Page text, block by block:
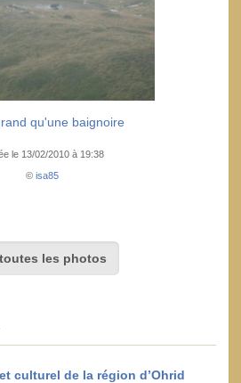
qu'une baignoire
le 13/02/2010 à 19:38
© isa85
les photos
culturel de la région d’Ohrid